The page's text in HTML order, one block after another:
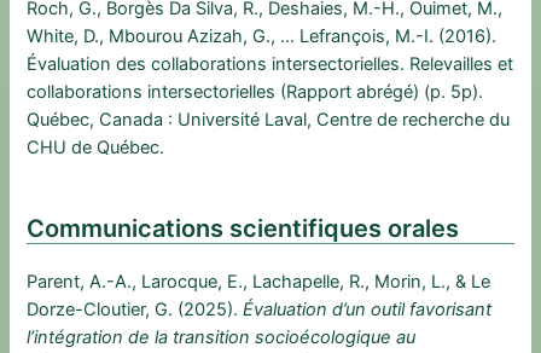
Roch, G., Borgès Da Silva, R., Deshaies, M.-H., Ouimet, M.,
White, D., Mbourou Azizah, G., … Lefrançois, M.-I. (2016).
Évaluation des collaborations intersectorielles. Relevailles et
collaborations intersectorielles (Rapport abrégé) (p. 5p).
Québec, Canada : Université Laval, Centre de recherche du
CHU de Québec.
Communications scientifiques orales
Parent, A.-A., Larocque, E., Lachapelle, R., Morin, L., & Le
Dorze-Cloutier, G. (2025).Évaluation d’un outil favorisant
l’intégration de la transition socioécologique au